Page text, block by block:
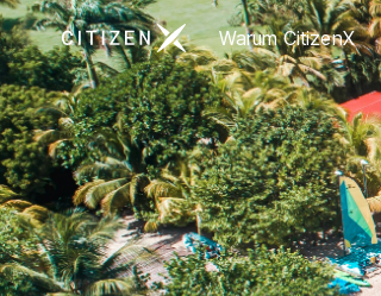
Zur Startseite von CitizenXWarum CitizenX